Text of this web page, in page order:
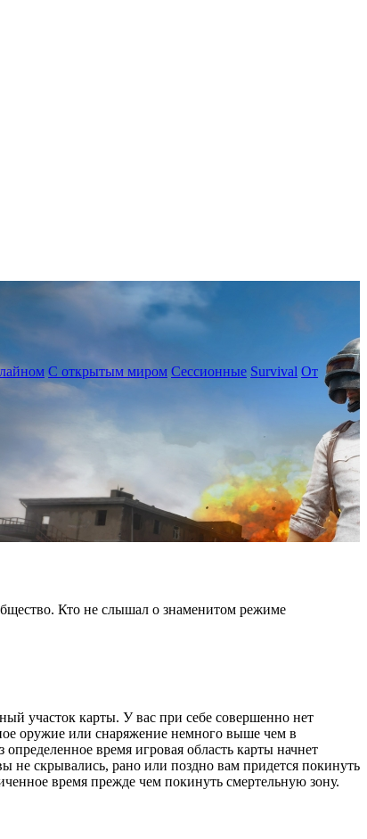
С открытым миром Сессионные Survival От
Кто не слышал о знаменитом режиме
участок карты. У вас при себе совершенно нет
оружие или снаряжение немного выше чем в
время игровая область карты начнет
не скрывались, рано или поздно вам придется покинуть
время прежде чем покинуть смертельную зону.